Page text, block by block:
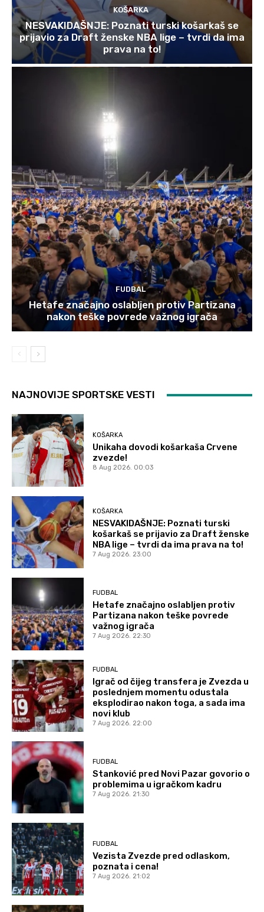
KOŠARKA
NESVAKIDAŠNJE: Poznati turski košarkaš se
prijavio za Draft ženske NBA lige – tvrdi da ima
prava na to!
FUDBAL
Hetafe značajno oslabljen protiv Partizana
nakon teške povrede važnog igrača
NAJNOVIJE SPORTSKE VESTI
KOŠARKA
Unikaha dovodi košarkaša Crvene
zvezde!
8 Aug 2026. 00:03
KOŠARKA
NESVAKIDAŠNJE: Poznati turski
košarkaš se prijavio za Draft ženske
NBA lige – tvrdi da ima prava na to!
7 Aug 2026. 23:00
FUDBAL
Hetafe značajno oslabljen protiv
Partizana nakon teške povrede
važnog igrača
7 Aug 2026. 22:30
FUDBAL
Igrač od čijeg transfera je Zvezda u
poslednjem momentu odustala
eksplodirao nakon toga, a sada ima
novi klub
7 Aug 2026. 22:00
FUDBAL
Stanković pred Novi Pazar govorio o
problemima u igračkom kadru
7 Aug 2026. 21:30
FUDBAL
Vezista Zvezde pred odlaskom,
poznata i cena!
7 Aug 2026. 21:02